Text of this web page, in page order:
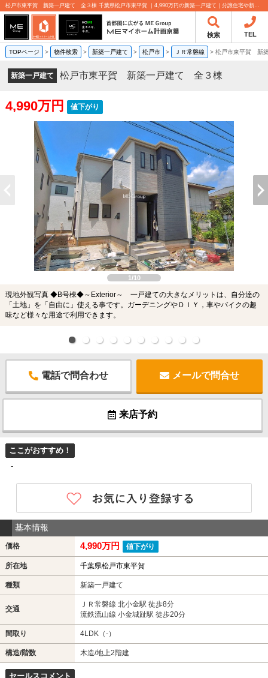
松戸市東平賀 新築一戸建て 全３棟 千葉県松戸市東平賀 ｜4,990万円の新築一戸建て｜分譲住宅や新築物件｜MEマイホーム計画京葉株式会社
検索 TEL
TOPページ > 物件検索 > 新築一戸建て > 松戸市 > ＪＲ常磐線 > 松戸市東平賀 新
新築一戸建て 松戸市東平賀 新築一戸建て 全３棟
4,990万円 値下がり
1/10
現地外観写真 ◆B号棟◆～Exterior～ 一戸建ての大きなメリットは、自分達の
「土地」を「自由に」使える事です。ガーデニングやＤＩＹ，車やバイクの趣
味など様々な用途で利用できます。
電話で問合わせ メールで問合せ
来店予約
ここがおすすめ！
-
基本情報
価格 4,990万円 値下がり
所在地 千葉県松戸市東平賀
種類 新築一戸建て
交通
ＪＲ常磐線 北小金駅 徒歩8分
流鉄流山線 小金城趾駅 徒歩20分
間取り 4LDK（-）
構造/階数 木造/地上2階建
セールスコメント